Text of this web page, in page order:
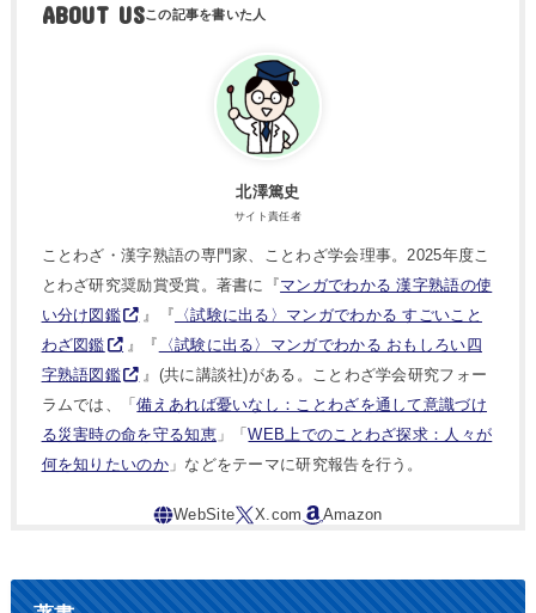
ABOUT US
北澤篤史
サイト責任者
ことわざ・漢字熟語の専門家、ことわざ学会理事。2025年度こ
とわざ研究奨励賞受賞。著書に『マンガでわかる 漢字熟語の使
い分け図鑑
』『 〈試験に出る〉マンガでわかる すごいこと
わざ図鑑
』『
〈試験に出る〉マンガでわかる おもしろい四
字熟語図鑑
』(共に講談社)がある。ことわざ学会研究フォー
ラムでは、「備えあれば憂いなし：ことわざを通して意識づけ
る災害時の命を守る知恵」「WEB上でのことわざ探求：人々が
何を知りたいのか」などをテーマに研究報告を行う。